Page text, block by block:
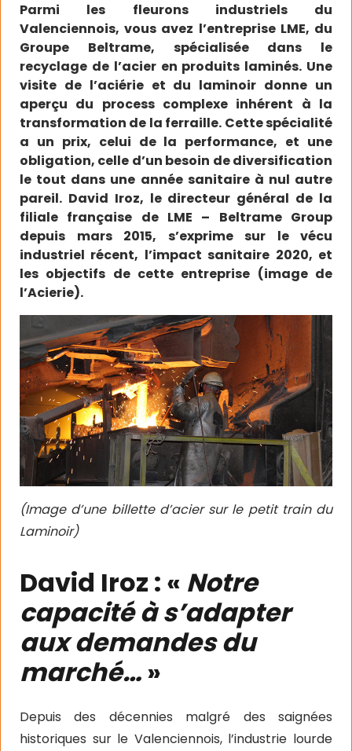
Parmi les fleurons industriels du
Valenciennois, vous avez l’entreprise LME, du
Groupe Beltrame, spécialisée dans le
recyclage de l’acier en produits laminés. Une
visite de l’aciérie et du laminoir donne un
aperçu du process complexe inhérent à la
transformation de la ferraille. Cette spécialité
a un prix, celui de la performance, et une
obligation, celle d’un besoin de diversification
le tout dans une année sanitaire à nul autre
pareil. David Iroz, le directeur général de la
filiale française de LME – Beltrame Group
depuis mars 2015, s’exprime sur le vécu
industriel récent, l’impact sanitaire 2020, et
les objectifs de cette entreprise (image de
l’Acierie).
(Image d’une billette d’acier sur le petit train du
Laminoir)
David Iroz : « Notre
capacité à s’adapter
aux demandes du
marché…»
Depuis des décennies malgré des saignées
historiques sur le Valenciennois, l’industrie lourde